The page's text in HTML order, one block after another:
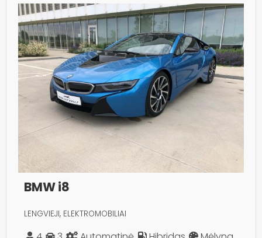
BMW i8
LENGVIEJI, ELEKTROMOBILIAI